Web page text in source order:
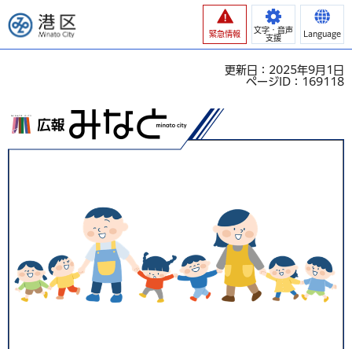
港区
緊急情報
文字・音声
支援
Language
更新日：2025年9月1日
ページID：169118
広報みなと